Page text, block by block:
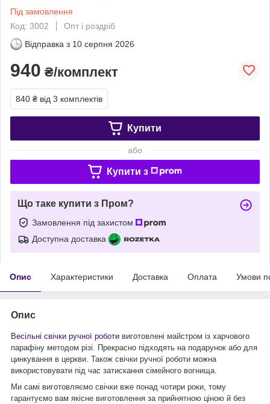
Під замовлення
Код: 3002
Опт і роздріб
Відправка з 10 серпня 2026
940 ₴/комплект
840 ₴ від 3 комплектів
Купити
або
Купити з
Що таке купити з Пром?
Замовлення під захистом
Доступна доставка
Опис Характеристики Доставка Оплата Умови
Опис
Весільні свічки ручної роботи виготовлені майстром із харчового
парафіну методом різі. Прекрасно підходять на подарунок або для
цинкування в церкви. Також свічки ручної роботи можна
використовувати під час затискання сімейного вогнища.
Ми самі виготовляємо свічки вже понад чотири роки, тому
гарантуємо вам якісне виготовлення за прийнятною ціною й без